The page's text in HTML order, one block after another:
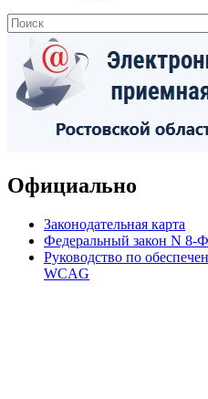
Официально
Законодательная карта
Федеральный закон N 8-
Руководство по
WCAG